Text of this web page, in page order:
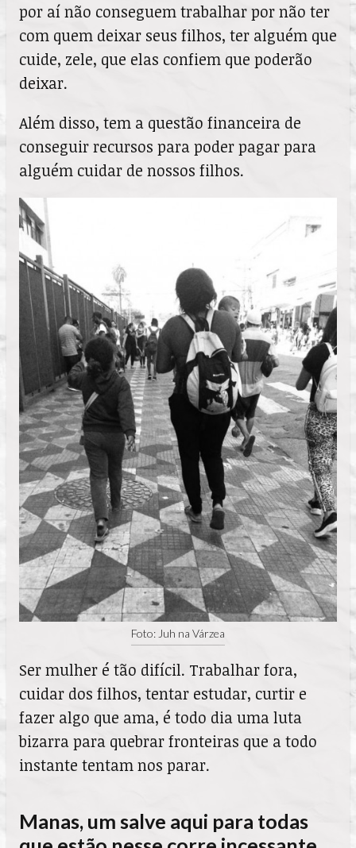
por aí não conseguem trabalhar por não ter
com quem deixar seus filhos, ter alguém que
cuide, zele, que elas confiem que poderão
deixar.
Além disso, tem a questão financeira de
conseguir recursos para poder pagar para
alguém cuidar de nossos filhos.
Foto: Juh na Várzea
Ser mulher é tão difícil. Trabalhar fora,
cuidar dos filhos, tentar estudar, curtir e
fazer algo que ama, é todo dia uma luta
bizarra para quebrar fronteiras que a todo
instante tentam nos parar.
Manas, um salve aqui para todas